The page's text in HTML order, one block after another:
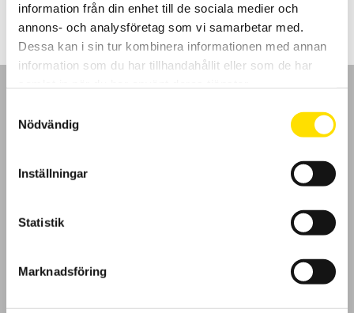
information från din enhet till de sociala medier och
annons- och analysföretag som vi samarbetar med.
Dessa kan i sin tur kombinera informationen med annan
information som du har tillhandahållit eller som de har
Nödvändig
Inställningar
Statistik
Marknadsföring